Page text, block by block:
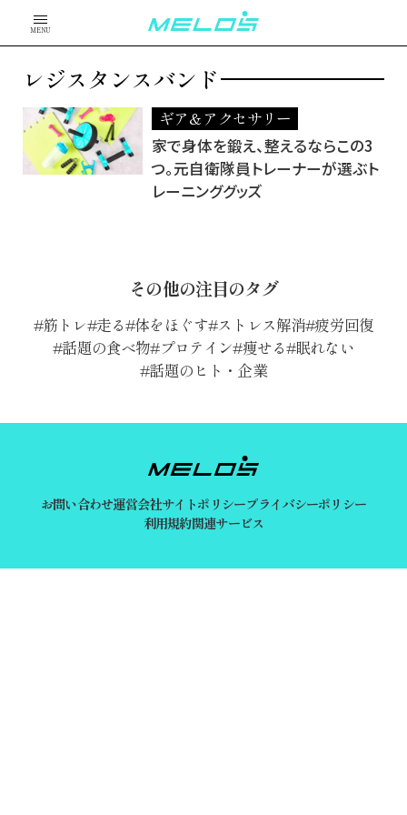
MENU
レジスタンスバンド
ギア＆アクセサリー
家で身体を鍛え、整えるならこの3
つ。元自衛隊員トレーナーが選ぶト
レーニンググッズ
その他の注目のタグ
筋トレ 走る 体をほぐす ストレス解消 疲労回復
話題の食べ物 プロテイン 痩せる 眠れない
話題のヒト・企業
お問い合わせ運営会社サイトポリシープライバシーポリシー
利用規約関連サービス